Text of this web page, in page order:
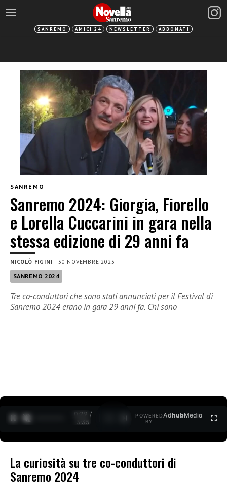
SANREMO AMICI 24 NEWSLETTER ABBONATI
SANREMO
Sanremo 2024: Giorgia, Fiorello
e Lorella Cuccarini in gara nella
stessa edizione di 29 anni fa
NICOLÒ FIGINI | 30 NOVEMBRE 2023
SANREMO 2024
Tre co-conduttori che sono stati annunciati per il Festival di
Sanremo 2024 erano in gara 29 anni fa. Chi sono
0:30 /
3:35
POWERED
BY
AdhubMedia
La curiosità su tre co-conduttori di
Sanremo 2024